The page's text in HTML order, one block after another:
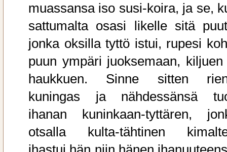
muassansa iso susi-koira, ja se,
sattumalta osasi likelle sitä
jonka oksilla tyttö istui, rupesi
puun ympäri juoksemaan, kiljuen
haukkuen. Sinne sitten
kuningas ja nähdessänsä
ihanan kuninkaan-tyttären,
otsalla kulta-tähtinen